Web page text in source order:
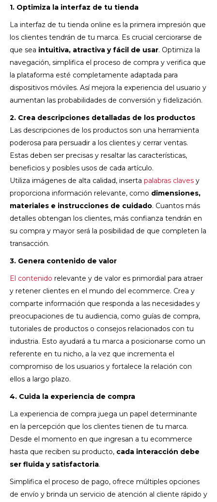
1. Optimiza la interfaz de tu tienda
La interfaz de tu tienda online es la primera impresión que
los clientes tendrán de tu marca. Es crucial cerciorarse de
que sea intuitiva, atractiva y fácil de usar. Optimiza la
navegación, simplifica el proceso de compra y verifica que
la plataforma esté completamente adaptada para
dispositivos móviles. Así mejora la experiencia del usuario y
aumentan las probabilidades de conversión y fidelización.
2. Crea descripciones detalladas de los productos
Las descripciones de los productos son una herramienta
poderosa para persuadir a los clientes y cerrar ventas.
Estas deben ser precisas y resaltar las características,
beneficios y posibles usos de cada artículo.
Utiliza imágenes de alta calidad, inserta palabras claves y
proporciona información relevante, como dimensiones,
materiales e instrucciones de cuidado. Cuantos más
detalles obtengan los clientes, más confianza tendrán en
su compra y mayor será la posibilidad de que completen la
transacción.
3. Genera contenido de valor
El contenido relevante y de valor es primordial para atraer
y retener clientes en el mundo del ecommerce. Crea y
comparte información que responda a las necesidades y
preocupaciones de tu audiencia, como guías de compra,
tutoriales de productos o consejos relacionados con tu
industria. Esto ayudará a tu marca a posicionarse como un
referente en tu nicho, a la vez que incrementa el
compromiso de los usuarios y fortalece la relación con
ellos a largo plazo.
4. Cuida la experiencia de compra
La experiencia de compra juega un papel determinante
en la percepción que los clientes tienen de tu marca.
Desde el momento en que ingresan a tu ecommerce
hasta que reciben su producto, cada interacción debe
ser fluida y satisfactoria.
Simplifica el proceso de pago, ofrece múltiples opciones
de envío y brinda un servicio de atención al cliente rápido y